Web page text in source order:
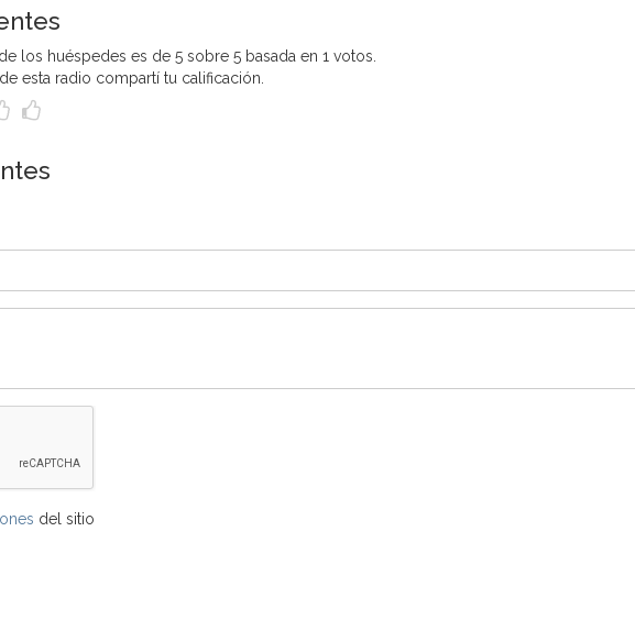
los huéspedes es de 5 sobre 5 basada en 1 votos.
esta radio compartí tu calificación.
del sitio